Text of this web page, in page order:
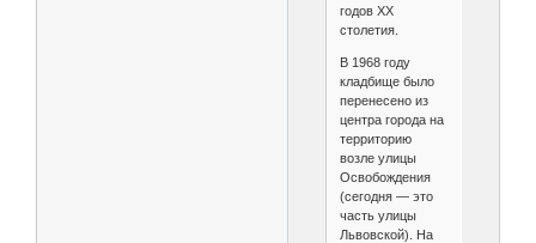
годов XX
столетия.
В 1968 году
кладбище было
перенесено из
центра города на
территорию
возле улицы
Освобождения
(сегодня — это
часть улицы
Львовской). На